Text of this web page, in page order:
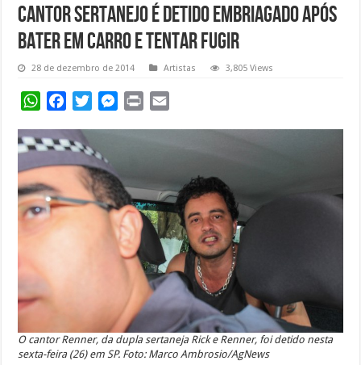
Cantor sertanejo é detido embriagado após
bater em carro e tentar fugir
28 de dezembro de 2014 Artistas 3,805 Views
WhatsAppFacebookTwitterMessenger
Print
O cantor Renner, da dupla sertaneja Rick e Renner, foi detido nesta
sexta-feira (26) em SP. Foto: Marco Ambrosio/AgNews